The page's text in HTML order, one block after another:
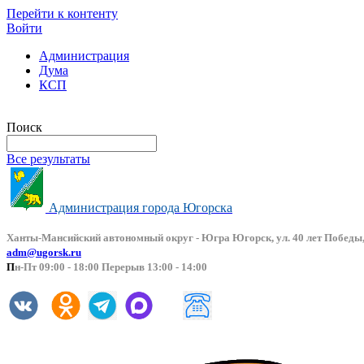
Перейти к контенту
Войти
Администрация
Дума
КСП
Поиск
Все результаты
Администрация города Югорска
Ханты-Мансийский автономный округ - Югра Югорск, ул. 40 лет
adm@ugorsk.ru
Пн-Пт 09:00 - 18:00 Перерыв 13:00 - 14:00